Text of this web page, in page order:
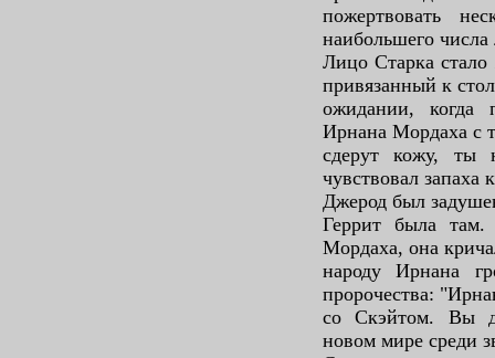
пожертвовать
наибольшего
Лицо Старка
привязанный к
ожидании, когда
Ирнана Мордаха с
сдерут кожу, ты
чувствовал запаха
Джерод был
Геррит была там.
Мордаха, она
народу Ирнана
пророчества:
со Скэйтом. Вы
новом мире среди